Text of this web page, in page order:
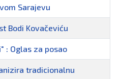
Sarajevu
Bodi Kovačeviću
: Oglas za posao
tradicionalnu